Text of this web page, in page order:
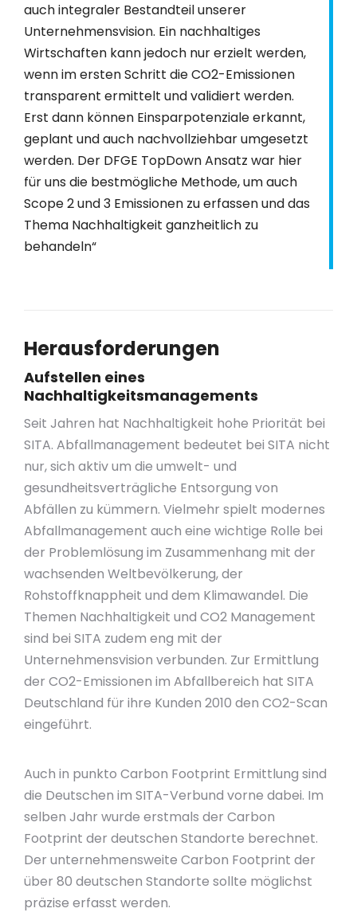
auch integraler Bestandteil unserer
Unternehmensvision. Ein nachhaltiges
Wirtschaften kann jedoch nur erzielt werden,
wenn im ersten Schritt die CO2-Emissionen
transparent ermittelt und validiert werden.
Erst dann können Einsparpotenziale erkannt,
geplant und auch nachvollziehbar umgesetzt
werden. Der DFGE TopDown Ansatz war hier
für uns die bestmögliche Methode, um auch
Scope 2 und 3 Emissionen zu erfassen und das
Thema Nachhaltigkeit ganzheitlich zu
behandeln“
Herausforderungen
Aufstellen eines
Nachhaltigkeitsmanagements
Seit Jahren hat Nachhaltigkeit hohe Priorität bei
SITA. Abfallmanagement bedeutet bei SITA nicht
nur, sich aktiv um die umwelt- und
gesundheitsverträgliche Entsorgung von
Abfällen zu kümmern. Vielmehr spielt modernes
Abfallmanagement auch eine wichtige Rolle bei
der Problemlösung im Zusammenhang mit der
wachsenden Weltbevölkerung, der
Rohstoffknappheit und dem Klimawandel. Die
Themen Nachhaltigkeit und CO2 Management
sind bei SITA zudem eng mit der
Unternehmensvision verbunden. Zur Ermittlung
der CO2-Emissionen im Abfallbereich hat SITA
Deutschland für ihre Kunden 2010 den CO2-Scan
eingeführt.
Auch in punkto Carbon Footprint Ermittlung sind
die Deutschen im SITA-Verbund vorne dabei. Im
selben Jahr wurde erstmals der Carbon
Footprint der deutschen Standorte berechnet.
Der unternehmensweite Carbon Footprint der
über 80 deutschen Standorte sollte möglichst
präzise erfasst werden.